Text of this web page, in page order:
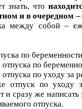
знать, что
и в очередном –
между собой –
по
отпуска по
отпуска по уходу за
отпуск по уходу
и сразу же написать
отпуска.